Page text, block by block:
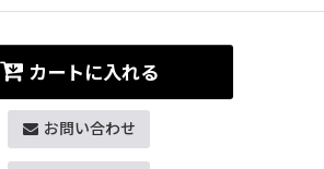
カートに入れる
お問い合わせ